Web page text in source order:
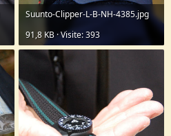
Suunto-Clipper-L-B-NH-4385.jpg
91,8 KB · Visite: 393